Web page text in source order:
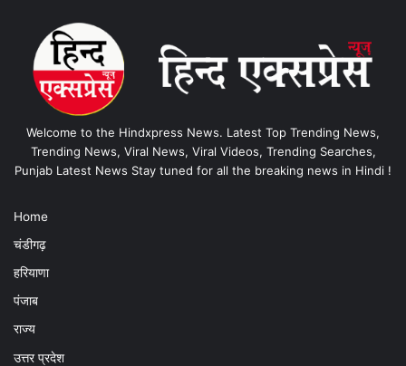
Welcome to the Hindxpress News. Latest Top Trending News,
Trending News, Viral News, Viral Videos, Trending Searches,
Punjab Latest News Stay tuned for all the breaking news in Hindi !
Home
चंडीगढ़
हरियाणा
पंजाब
राज्य
उत्तर प्रदेश